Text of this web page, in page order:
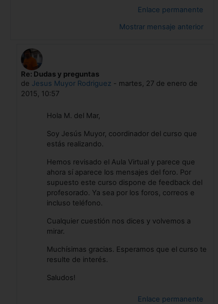
Enlace permanente
Mostrar mensaje anterior
En respuesta a M del Mar Llado Lloveras
Re: Dudas y preguntas
de Jesus Muyor Rodriguez - martes, 27 de enero de
2015, 10:57
Hola M. del Mar,
Soy Jesús Muyor, coordinador del curso que
estás realizando.
Hemos revisado el Aula Virtual y parece que
ahora sí aparece los mensajes del foro. Por
supuesto este curso dispone de feedback del
profesorado. Ya sea por los foros, correos e
incluso teléfono.
Cualquier cuestión nos dices y volvemos a
mirar.
Muchísimas gracias. Esperamos que el curso te
resulte de interés.
Saludos!
Enlace permanente